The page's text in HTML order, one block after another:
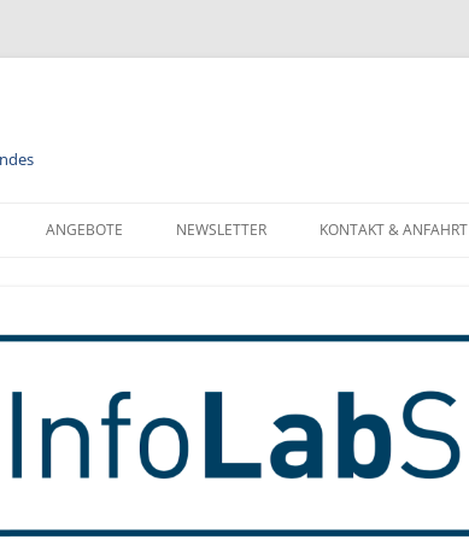
ZUR
KLASSEN
ANGEBOTE
BERUFSORIENTIERUNG
NEWSLETTER
NEWSLETTER FÜR LEHRKRÄFTE
KONTAKT & ANFAHRT